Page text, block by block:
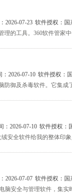
2026-07-23 软件授权： 国
2026-07-10 软件授权：
：2026-07-10 软件授权：
2026-07-07 软件授权： 国